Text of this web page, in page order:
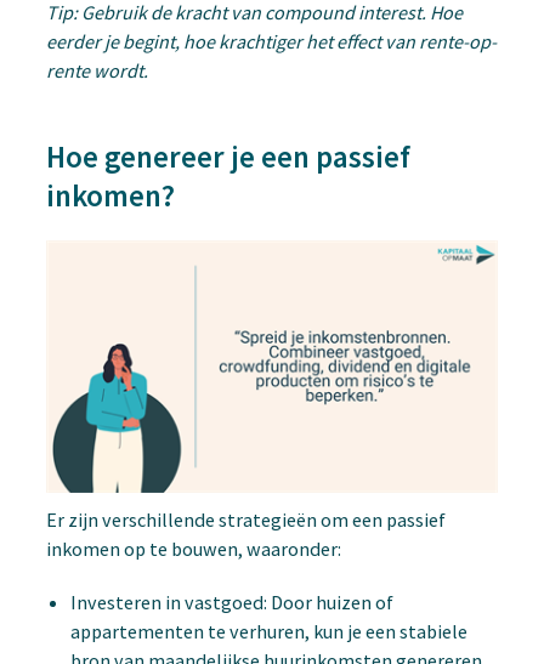
Tip: Gebruik de kracht van compound interest. Hoe
eerder je begint, hoe krachtiger het effect van rente-op-
rente wordt.
Hoe genereer je een passief
inkomen?
Er zijn verschillende strategieën om een passief
inkomen op te bouwen, waaronder:
Investeren in vastgoed: Door huizen of
appartementen te verhuren, kun je een stabiele